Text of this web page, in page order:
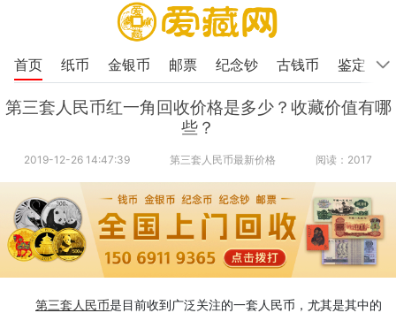
首页 纸币 金银币 邮票 纪念钞 古钱币 鉴定
第三套人民币红一角回收价格是多少？收藏价值有哪
些？
2019-12-26 14:47:39 第三套人民币最新价格 阅读：2017
第三套人民币是目前收到广泛关注的一套人民币，尤其是其中的